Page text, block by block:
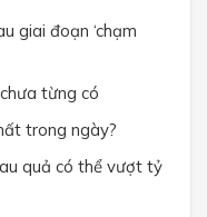
giai đoạn ‘chạm
từng có
trong ngày?
quả có thể vượt tỷ